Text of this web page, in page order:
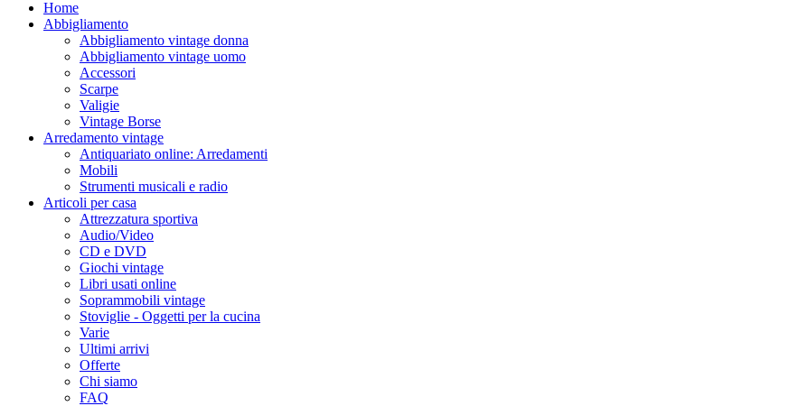
Home
Abbigliamento
Abbigliamento vintage donna
Abbigliamento vintage uomo
Accessori
Scarpe
Valigie
Vintage Borse
Arredamento vintage
Antiquariato online: Arredamenti
Mobili
Strumenti musicali e radio
Articoli per casa
Attrezzatura sportiva
Audio/Video
CD e DVD
Giochi vintage
Libri usati online
Soprammobili vintage
Stoviglie - Oggetti per la cucina
Varie
Ultimi arrivi
Offerte
Chi siamo
FAQ